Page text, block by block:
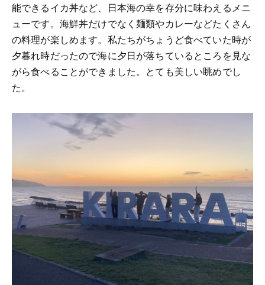
能できるイカ丼など、日本海の幸を存分に味わえるメニ
ューです。海鮮丼だけでなく麺類やカレーなどたくさん
の料理が楽しめます。私たちがちょうど食べていた時が
夕暮れ時だったので海に夕日が落ちているところを見な
がら食べることができました。とても美しい眺めでし
た。